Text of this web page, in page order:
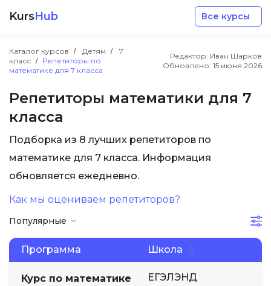
KursHub Все курсы
Каталог курсов Детям
7
класс
Репетиторы по
математике для 7 класса
Редактор: Иван Шарков
Обновлено: 15 июня 2026
Репетиторы математики для 7
класса
Подборка из 8 лучших репетиторов по
математике для 7 класса. Информация
обновляется ежедневно.
Как мы оцениваем репетиторов?
Популярные
Программа Школа
Курс по математике
ЕГЭЛЭНД
Маркетинг
Дизайн
Менеджмент